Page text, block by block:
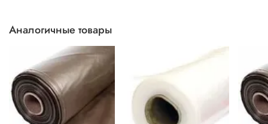
Аналогичные товары